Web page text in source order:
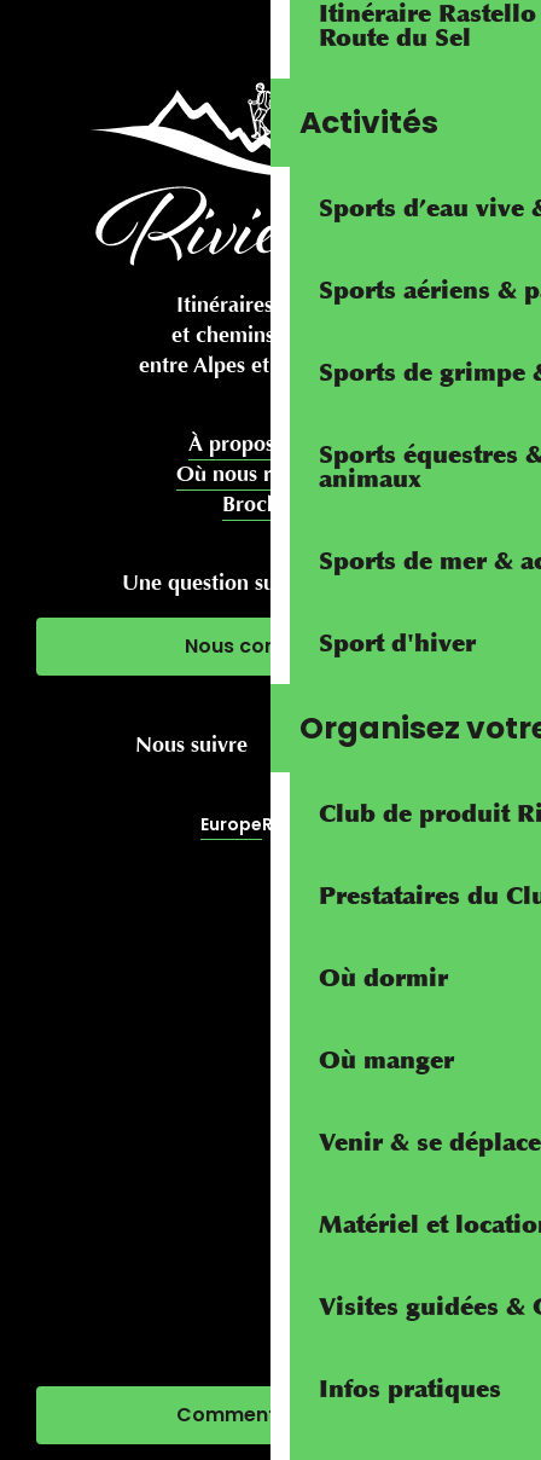
Itinéraire
Route du Sel
Activités
Sports d’eau vive
Sports aériens &
Sports de grimpe
Sports équestres
animaux
Sports de mer &
Sport d'hiver
Organisez
Club de produit
Prestataires du
Où dormir
Où manger
Venir & se
Matériel et
Visites guidées &
Infos pratiques
Itinéraires cyclables
et chemins pédestres
entre Alpes et Méditerranée
À propos de nous
Où nous rencontrer
Brochures
Une question sur votre séjour ?
Nous contacter
Nous suivre
EuropeRivierALP
Comment venir ?